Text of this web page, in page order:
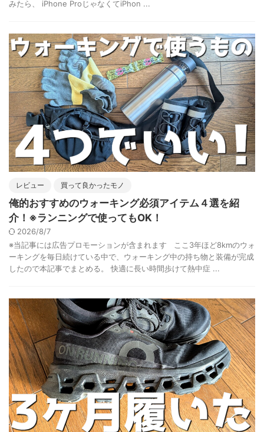
みたら、 iPhone ProじゃなくてiPhon ...
レビュー 買って良かったモノ
俺的おすすめのウォーキング必須アイテム４選を紹
介！※ランニングで使ってもOK！
2026/8/7
※当記事には広告プロモーションが含まれます ここ3年ほど8kmのウォ
ーキングを毎日続けている中で、ウォーキング中の持ち物と装備が完成
したので本記事でまとめる。 快適に長い時間歩けて熱中症 ...